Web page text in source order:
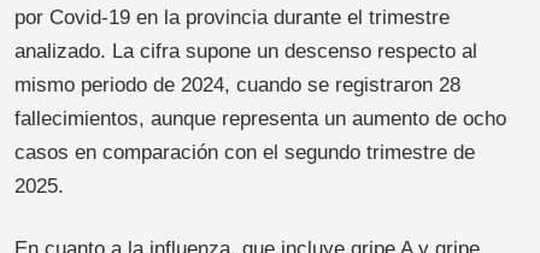
por Covid-19 en la provincia durante el trimestre
analizado. La cifra supone un descenso respecto al
mismo periodo de 2024, cuando se registraron 28
fallecimientos, aunque representa un aumento de ocho
casos en comparación con el segundo trimestre de
2025.